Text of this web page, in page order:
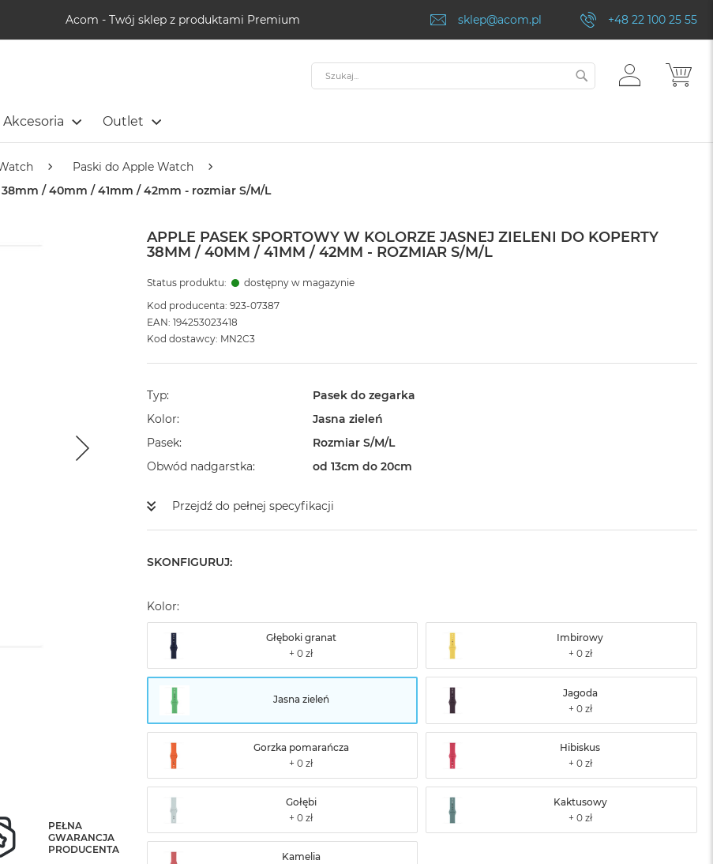
Acom - Twój sklep z produktami Premium sklep@acom.pl +48 22 100 25 55
Akcesoria Outlet
ZALOGUJ
SIĘ
Szukaj SZUKAJ
Paski do Apple Watch
/ 40mm / 41mm / 42mm - rozmiar S/M/L
APPLE PASEK SPORTOWY W KOLORZE JASNEJ ZIELENI DO KOPERTY
38MM / 40MM / 41MM / 42MM - ROZMIAR S/M/L
Status produktu:
dostępny w magazynie
Kod producenta: 923-07387
EAN: 194253023418
Kod dostawcy: MN2C3
Typ
Pasek do zegarka
Kolor
Jasna zieleń
Pasek
Rozmiar S/M/L
Obwód nadgarstka
od 13cm do 20cm
Przejdź do pełnej specyfikacji
SKONFIGURUJ:
Kolor:
Głęboki granat Imbirowy
Jasna zieleń
Jagoda
Gorzka pomarańcza Hibiskus
Gołębi Kaktusowy
Kamelia
PEŁNA
GWARANCJA
PRODUCENTA